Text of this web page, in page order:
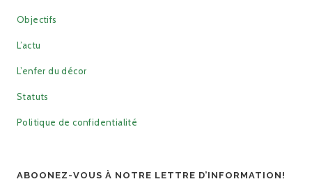
Objectifs
L’actu
L’enfer du décor
Statuts
Politique de confidentialité
ABOONEZ-VOUS À NOTRE LETTRE D’INFORMATION!